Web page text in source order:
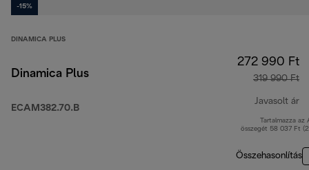
-15%
DINAMICA PLUS
Dinamica Plus
ECAM382.70.B
272 990 Ft
319 990 Ft
Javasolt ár
Tartalmazza az
összegét 58 037 Ft
Összehasonlítás